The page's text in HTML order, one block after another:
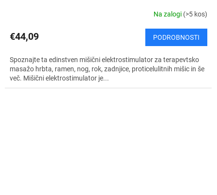
Na zalogi (>5 kos)
€44,09 PODROBNOSTI
Spoznajte ta edinstven mišični elektrostimulator za terapevtsko
masažo hrbta, ramen, nog, rok, zadnjice, proticelulitnih mišic in še
več. Mišični elektrostimulator je...